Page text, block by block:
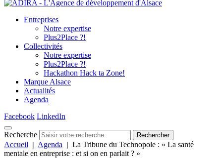
Entreprises
Notre expertise
Plus2Place ?!
Collectivités
Notre expertise
Plus2Place ?!
Hackathon Hack ta Zone!
Marque Alsace
Actualités
Agenda
Facebook LinkedIn
Recherche Rechercher
Accueil | Agenda | La Tribune du Technopole : « La santé
mentale en entreprise : et si on en parlait ? »